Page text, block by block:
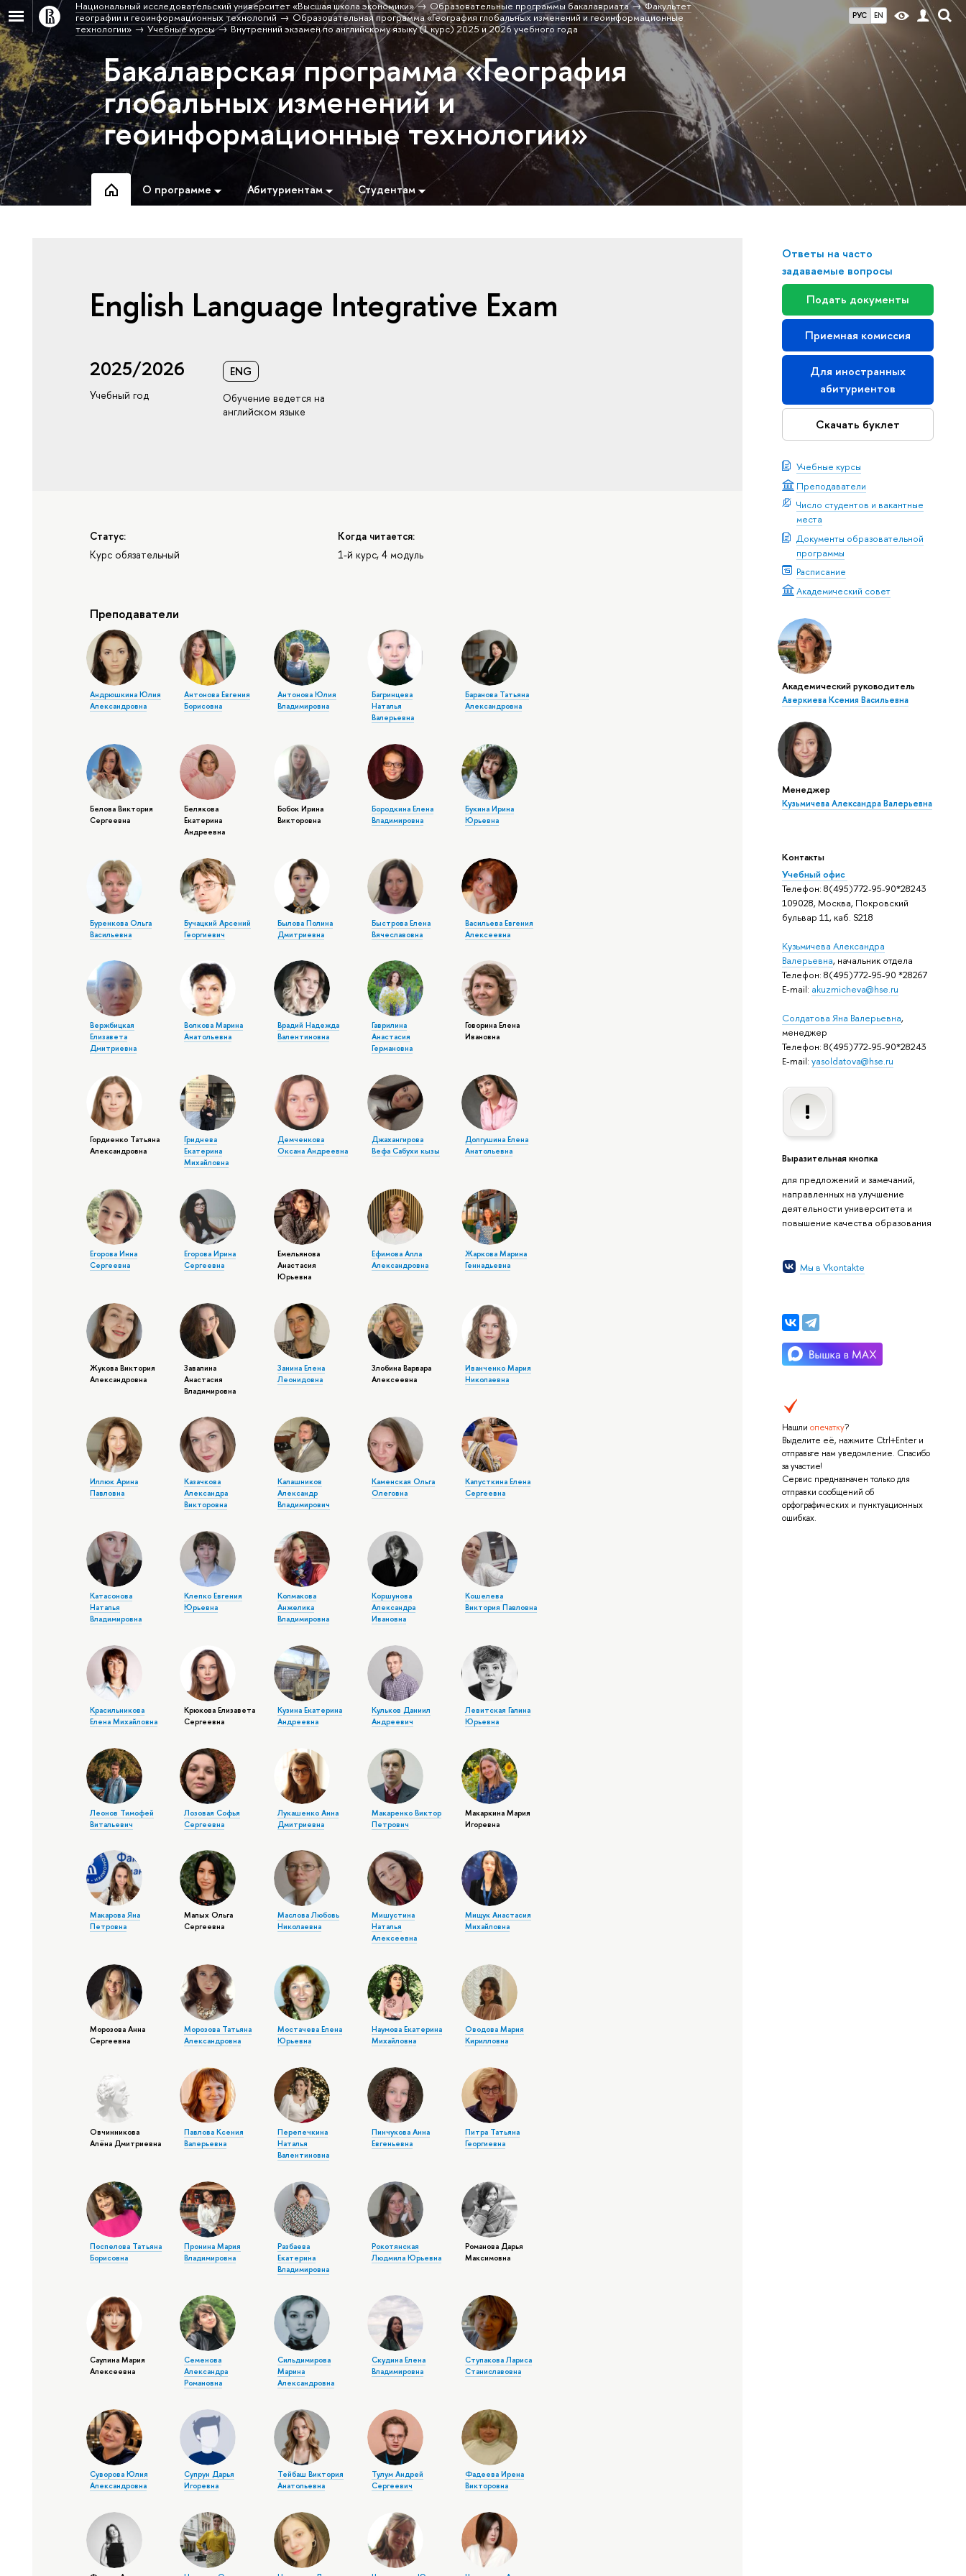
РУС EN
Национальный исследовательский университет «Высшая школа экономики» Образовательные программы бакалавриата
Факультет
географии и геоинформационных технологий
Образовательная программа «География глобальных изменений и геоинформационные
технологии»
Учебные курсы Внутренний экзамен по английскому языку (1 курс) 2025 и 2026 учебного года
Бакалаврская программа «География
глобальных изменений и
геоинформационные технологии»
О программе Абитуриентам Студентам
Ответы на часто
задаваемые вопросы
Подать документы
Приемная комиссия
Для иностранных
абитуриентов
Скачать буклет
Учебные курсы
Преподаватели
Число студентов и вакантные
места
Документы образовательной
программы
Расписание
Академический совет
Академический руководитель
Аверкиева Ксения Васильевна
Менеджер
Кузьмичева Александра Валерьевна
Контакты
Учебный офис
Телефон: 8(495)772-95-90*28243
109028, Москва, Покровский
бульвар 11, каб. S218
Кузьмичева Александра
Валерьевна, начальник отдела
Телефон: 8(495)772-95-90 *28267
E-mail: akuzmicheva@hse.ru
Солдатова Яна Валерьевна,
менеджер
Телефон: 8(495)772-95-90*28243
E-mail: yasoldatova@hse.ru
Выразительная кнопка
для предложений и замечаний,
направленных на улучшение
деятельности университета и
повышение качества образования
Мы в Vkontakte
Нашли опечатку?
Выделите её, нажмите Ctrl+Enter и
отправьте нам уведомление. Спасибо
за участие!
Сервис предназначен только для
отправки сообщений об
орфографических и пунктуационных
ошибках.
English Language Integrative Exam
2025/2026
Учебный год
ENG
Обучение ведется на
английском языке
Статус:
Курс обязательный
Когда читается:
1-й курс, 4 модуль
Преподаватели
Андрюшкина Юлия
Александровна
Антонова Евгения
Борисовна
Антонова Юлия
Владимировна
Багринцева
Наталья
Валерьевна
Баранова Татьяна
Александровна
Белова Виктория
Сергеевна
Белякова
Екатерина
Андреевна
Бобок Ирина
Викторовна
Бородкина Елена
Владимировна
Букина Ирина
Юрьевна
Буренкова Ольга
Васильевна
Бучацкий Арсений
Георгиевич
Былова Полина
Дмитриевна
Быстрова Елена
Вячеславовна
Васильева Евгения
Алексеевна
Вержбицкая
Елизавета
Дмитриевна
Волкова Марина
Анатольевна
Врадий Надежда
Валентиновна
Гаврилина
Анастасия
Германовна
Говорина Елена
Ивановна
Гордиенко Татьяна
Александровна
Гриднева
Екатерина
Михайловна
Демченкова
Оксана Андреевна
Джахангирова
Вефа Сабухи кызы
Долгушина Елена
Анатольевна
Егорова Инна
Сергеевна
Егорова Ирина
Сергеевна
Емельянова
Анастасия
Юрьевна
Ефимова Алла
Александровна
Жаркова Марина
Геннадьевна
Жукова Виктория
Александровна
Завалина
Анастасия
Владимировна
Занина Елена
Леонидовна
Злобина Варвара
Алексеевна
Иванченко Мария
Николаевна
Иллюк Арина
Павловна
Казачкова
Александра
Викторовна
Калашников
Александр
Владимирович
Каменская Ольга
Олеговна
Капусткина Елена
Сергеевна
Катасонова
Наталья
Владимировна
Клепко Евгения
Юрьевна
Колмакова
Анжелика
Владимировна
Коршунова
Александра
Ивановна
Кошелева
Виктория Павловна
Красильникова
Елена Михайловна
Крюкова Елизавета
Сергеевна
Кузина Екатерина
Андреевна
Кульков Даниил
Андреевич
Левитская Галина
Юрьевна
Леонов Тимофей
Витальевич
Лозовая Софья
Сергеевна
Лукашенко Анна
Дмитриевна
Макаренко Виктор
Петрович
Макаркина Мария
Игоревна
Макарова Яна
Петровна
Малых Ольга
Сергеевна
Маслова Любовь
Николаевна
Мишустина
Наталья
Алексеевна
Мищук Анастасия
Михайловна
Морозова Анна
Сергеевна
Морозова Татьяна
Александровна
Мостачева Елена
Юрьевна
Наумова Екатерина
Михайловна
Оводова Мария
Кирилловна
Овчинникова
Алёна Дмитриевна
Павлова Ксения
Валерьевна
Перепечкина
Наталья
Валентиновна
Пинчукова Анна
Евгеньевна
Питра Татьяна
Георгиевна
Поспелова Татьяна
Борисовна
Пронина Мария
Владимировна
Разбаева
Екатерина
Владимировна
Рокотянская
Людмила Юрьевна
Романова Дарья
Максимовна
Саулина Мария
Алексеевна
Семенова
Александра
Романовна
Сильдимирова
Марина
Александровна
Скудина Елена
Владимировна
Ступакова Лариса
Станиславовна
Суворова Юлия
Александровна
Супрун Дарья
Игоревна
Тейбаш Виктория
Анатольевна
Тулум Андрей
Сергеевич
Фадеева Ирена
Викторовна